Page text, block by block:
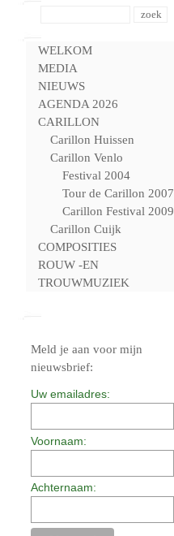
WELKOM
MEDIA
NIEUWS
AGENDA 2026
CARILLON
Carillon Huissen
Carillon Venlo
Festival 2004
Tour de Carillon 2007
Carillon Festival 2009
Carillon Cuijk
COMPOSITIES
ROUW -EN
TROUWMUZIEK
Meld je aan voor mijn
nieuwsbrief:
Uw emailadres:
Voornaam:
Achternaam: